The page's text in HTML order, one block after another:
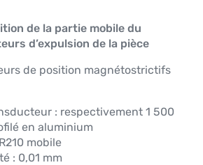
de la partie mobile du
d’expulsion de la pièce
de position magnétostrictifs
: respectivement 1 500
en aluminium
mobile
: 0,01 mm